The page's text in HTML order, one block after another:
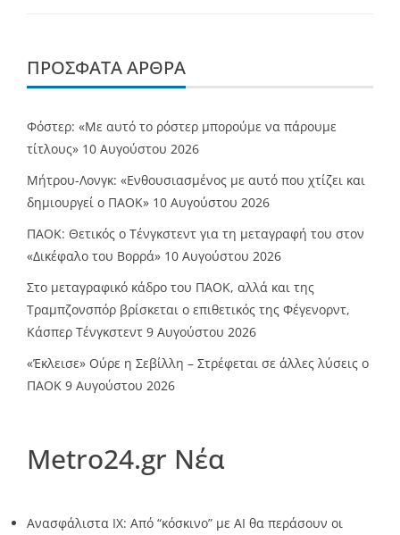
ΠΡΌΣΦΑΤΑ ΆΡΘΡΑ
Φόστερ: «Με αυτό το ρόστερ μπορούμε να πάρουμε
τίτλους» 10 Αυγούστου 2026
Μήτρου-Λονγκ: «Ενθουσιασμένος με αυτό που χτίζει και
δημιουργεί ο ΠΑΟΚ» 10 Αυγούστου 2026
ΠΑΟΚ: Θετικός ο Τένγκστεντ για τη μεταγραφή του στον
«Δικέφαλο του Βορρά» 10 Αυγούστου 2026
Στο μεταγραφικό κάδρο του ΠΑΟΚ, αλλά και της
Τραμπζονσπόρ βρίσκεται ο επιθετικός της Φέγενορντ,
Κάσπερ Τένγκστεντ 9 Αυγούστου 2026
«Έκλεισε» Ούρε η Σεβίλλη – Στρέφεται σε άλλες λύσεις ο
ΠΑΟΚ 9 Αυγούστου 2026
Metro24.gr Νέα
Ανασφάλιστα ΙΧ: Από “κόσκινο” με AI θα περάσουν οι